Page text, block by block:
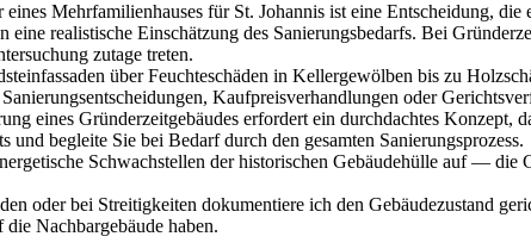
Mehrfamilienhauses für St. Johannis ist eine Entscheidung,
realistische Einschätzung des Sanierungsbedarfs. Bei
zutage treten.
über Feuchteschäden in Kellergewölben bis zu
Kaufpreisverhandlungen oder
eines Gründerzeitgebäudes erfordert ein durchdachtes
begleite Sie bei Bedarf durch den gesamten Sanierungsprozess.
Schwachstellen der historischen Gebäudehülle auf — die
oder bei Streitigkeiten dokumentiere ich den Gebäudezustand
Nachbargebäude haben.